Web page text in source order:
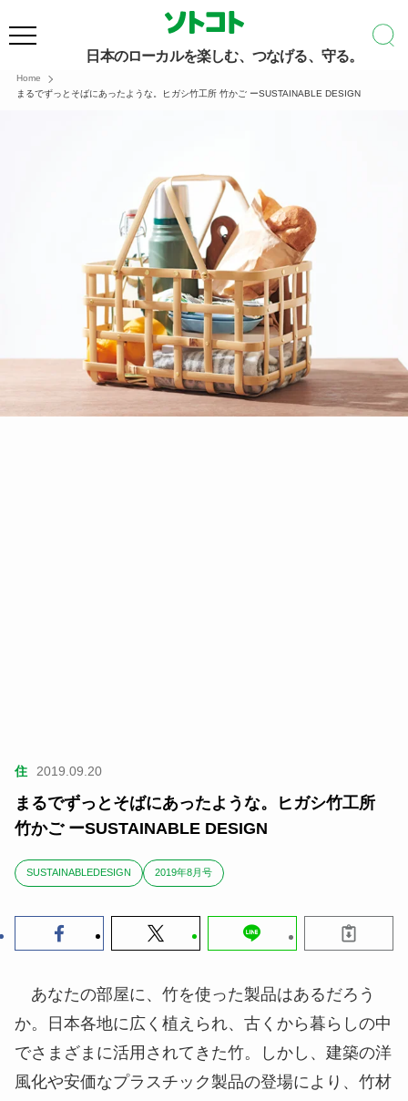
日本のローカルを楽しむ、つなげる、守る。
Home
まるでずっとそばにあったような。ヒガシ竹工所 竹かご ーSUSTAINABLE DESIGN
住 2019.09.20
まるでずっとそばにあったような。ヒガシ竹工所
竹かご ーSUSTAINABLE DESIGN
SUSTAINABLEDESIGN 2019年8月号
あなたの部屋に、竹を使った製品はあるだろう
か。日本各地に広く植えられ、古くから暮らしの中
でさまざまに活用されてきた竹。しかし、建築の洋
風化や安価なプラスチック製品の登場により、竹材